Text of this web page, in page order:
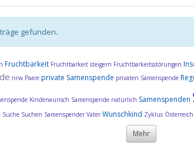
gefunden.
Fruchtbarkeit Fruchtbarkeit steigern Fruchtbarkeitsstörungen
nrw Paare private Samenspende privaten Samenspende
Kinderwunsch Samenspende natürlich Samenspenden
Suche Suchen Samenspender Vater Wunschkind Zyklus Österreich
Mehr